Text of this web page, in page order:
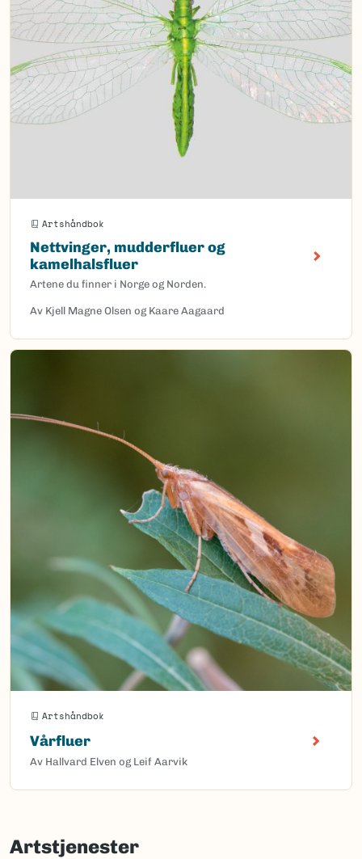
Artshåndbok
Nettvinger, mudderfluer og
kamelhalsfluer
Artene du finner i Norge og Norden.
Av Kjell Magne Olsen og Kaare Aagaard
Artshåndbok
Vårfluer
Av Hallvard Elven og Leif Aarvik
Artstjenester